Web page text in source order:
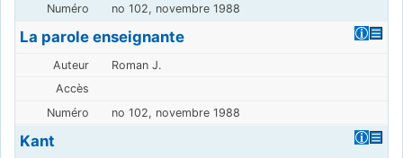
no 102, novembre 1988
La parole enseignante
Roman J.
no 102, novembre 1988
Kant